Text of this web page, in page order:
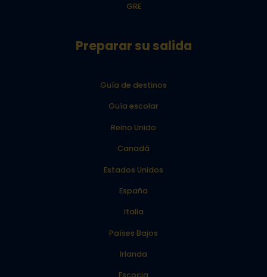
GRE
Preparar su salida
Guía de destinos
Guía escolar
Reino Unido
Canadá
Estados Unidos
España
Italia
Países Bajos
Irlanda